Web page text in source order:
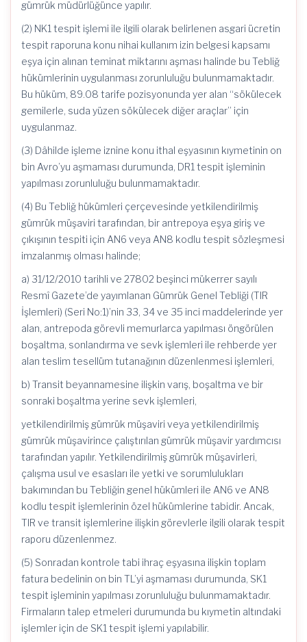
gümrük müdürlüğünce yapılır.
(2) NK1 tespit işlemi ile ilgili olarak belirlenen asgari ücretin
tespit raporuna konu nihai kullanım izin belgesi kapsamı
eşya için alınan teminat miktarını aşması halinde bu Tebliğ
hükümlerinin uygulanması zorunluluğu bulunmamaktadır.
Bu hüküm, 89.08 tarife pozisyonunda yer alan “sökülecek
gemilerle, suda yüzen sökülecek diğer araçlar” için
uygulanmaz.
(3) Dâhilde işleme iznine konu ithal eşyasının kıymetinin on
bin Avro’yu aşmaması durumunda, DR1 tespit işleminin
yapılması zorunluluğu bulunmamaktadır.
(4) Bu Tebliğ hükümleri çerçevesinde yetkilendirilmiş
gümrük müşaviri tarafından, bir antrepoya eşya giriş ve
çıkışının tespiti için AN6 veya AN8 kodlu tespit sözleşmesi
imzalanmış olması halinde;
a) 31/12/2010 tarihli ve 27802 beşinci mükerrer sayılı
Resmî Gazete’de yayımlanan Gümrük Genel Tebliği (TIR
İşlemleri) (Seri No:1)’nin 33, 34 ve 35 inci maddelerinde yer
alan, antrepoda görevli memurlarca yapılması öngörülen
boşaltma, sonlandırma ve sevk işlemleri ile rehberde yer
alan teslim tesellüm tutanağının düzenlenmesi işlemleri,
b) Transit beyannamesine ilişkin varış, boşaltma ve bir
sonraki boşaltma yerine sevk işlemleri,
yetkilendirilmiş gümrük müşaviri veya yetkilendirilmiş
gümrük müşavirince çalıştırılan gümrük müşavir yardımcısı
tarafından yapılır. Yetkilendirilmiş gümrük müşavirleri,
çalışma usul ve esasları ile yetki ve sorumlulukları
bakımından bu Tebliğin genel hükümleri ile AN6 ve AN8
kodlu tespit işlemlerinin özel hükümlerine tabidir. Ancak,
TIR ve transit işlemlerine ilişkin görevlerle ilgili olarak tespit
raporu düzenlenmez.
(5) Sonradan kontrole tabi ihraç eşyasına ilişkin toplam
fatura bedelinin on bin TL’yi aşmaması durumunda, SK1
tespit işleminin yapılması zorunluluğu bulunmamaktadır.
Firmaların talep etmeleri durumunda bu kıymetin altındaki
işlemler için de SK1 tespit işlemi yapılabilir.